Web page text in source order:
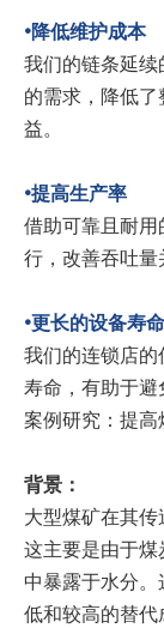
•降低维护成本
我们的链条延
的需求，降低
益。
•提高生产率
借助可靠且耐
行，改善吞吐量
•更长的设备寿命
我们的连锁店
寿命，有助于避
案例研究：提
背景：
大型煤矿在其传
这主要是由于
中暴露于水分
低和较高的替代